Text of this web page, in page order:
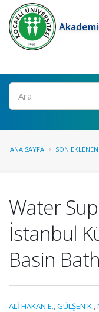
Ara
ANA SAYFA SON
Water
İstanbul
Basin
ALİ HAKAN E.,GÜLŞEN K.,